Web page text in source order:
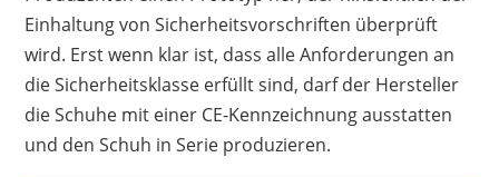
Nachteile
steif
Einhaltung von Sicherheitsvorschriften überprüft
wird. Erst wenn klar ist, dass alle Anforderungen an
die Sicherheitsklasse erfüllt sind, darf der Hersteller
die Schuhe mit einer CE-Kennzeichnung ausstatten
und den Schuh in Serie produzieren.